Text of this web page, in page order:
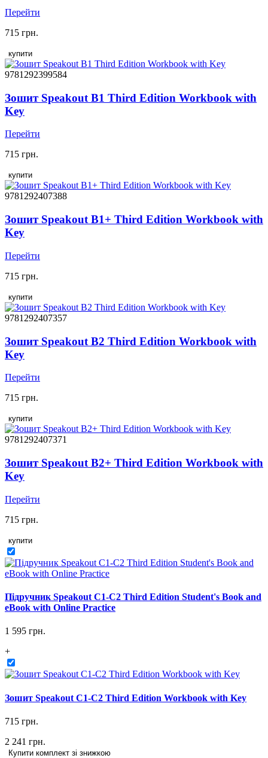
Перейти
715 грн.
купити
9781292399584
Зошит Speakout B1 Third Edition Workbook with
Key
Перейти
715 грн.
купити
9781292407388
Зошит Speakout B1+ Third Edition Workbook with
Key
Перейти
715 грн.
купити
9781292407357
Зошит Speakout B2 Third Edition Workbook with
Key
Перейти
715 грн.
купити
9781292407371
Зошит Speakout B2+ Third Edition Workbook with
Key
Перейти
715 грн.
купити
Підручник Speakout C1-C2 Third Edition Student's Book and
eBook with Online Practice
1 595 грн.
+
Зошит Speakout C1-C2 Third Edition Workbook with Key
715 грн.
2 241 грн.
Купити комплект зі знижкою